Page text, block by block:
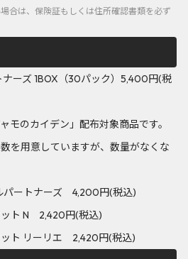
合は、保険証もしくは住所確認書類を必ず
ナーズ 1BOX（30パック）5,400円(税
のカイデン」配布対象商品です。
用意していますが、数量がなくな
パートナーズ 4,200円(税込)
ット N 2,420円(税込)
ット リーリエ 2,420円(税込)